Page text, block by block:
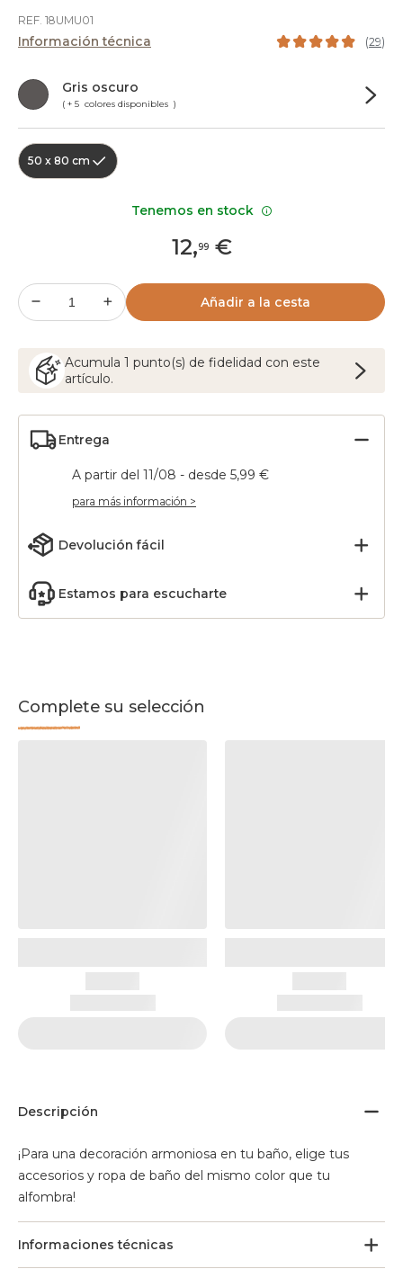
REF. 18UMU01
Información técnica (29)
Gris oscuro
( + 5 colores disponibles )
50 x 80 cm
12,99€
Añadir a la cesta
Acumula 1 punto(s) de fidelidad con este
artículo.
Entrega
A partir del 11/08 - desde 5,99 €
para más información >
Devolución fácil
Estamos para escucharte
Complete su selección
Descripción
¡Para una decoración armoniosa en tu baño, elige tus
accesorios y ropa de baño del mismo color que tu
alfombra!
Informaciones técnicas